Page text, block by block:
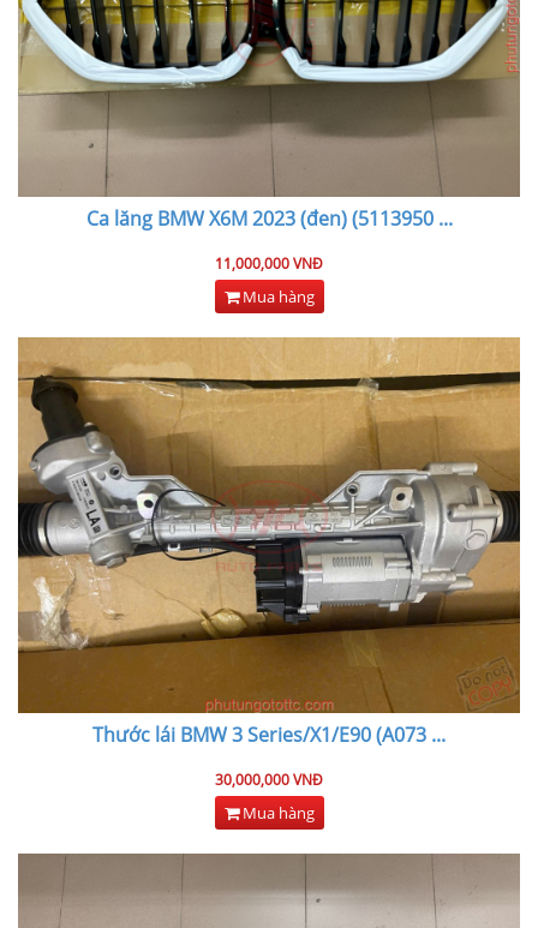
Ca lăng BMW X6M 2023 (đen) (5113950...
11,000,000 VNĐ
Mua hàng
Thước lái BMW 3 Series/X1/E90 (A073 ...
30,000,000 VNĐ
Mua hàng